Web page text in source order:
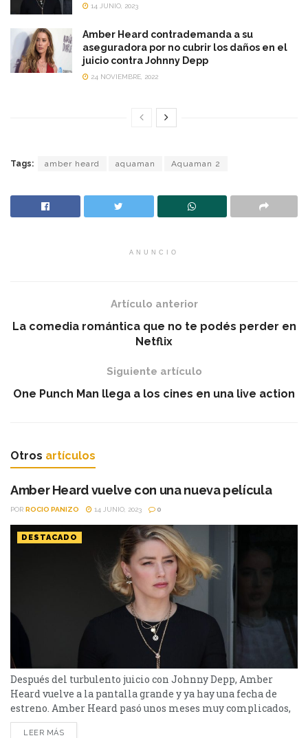
14 JUNIO, 2023
Amber Heard contrademanda a su
aseguradora por no cubrir los daños en el
juicio contra Johnny Depp
24 NOVIEMBRE, 2022
Tags: amber heard aquaman Aquaman 2
ANUNCIO
Artículo anterior
La comedia romántica que no te podés perder en
Netflix
Siguiente artículo
One Punch Man llega a los cines en una live action
Otros artículos
Amber Heard vuelve con una nueva película
POR ROCIO PANIZO 14 JUNIO, 2023 0
DESTACADO
Después del turbulento juicio con Johnny Depp, Amber
Heard vuelve a la pantalla grande y ya hay una fecha de
estreno. Amber Heard pasó unos meses muy complicados,
luego de perder en el juicio contra Johnny Depp por
LEER MÁS